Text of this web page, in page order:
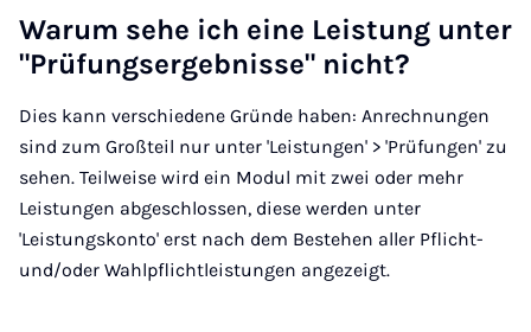
War­um se­he ich ei­ne Leis­tung un­ter
"Prü­fungs­er­geb­nis­se" nicht?
Dies kann verschiedene Gründe haben: Anrechnungen
sind zum Großteil nur unter 'Leistungen' > 'Prüfungen' zu
sehen. Teilweise wird ein Modul mit zwei oder mehr
Leistungen abgeschlossen, diese werden unter
'Leistungskonto' erst nach dem Bestehen aller Pflicht-
und/oder Wahlpflichtleistungen angezeigt.